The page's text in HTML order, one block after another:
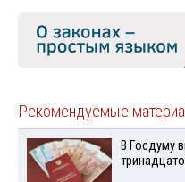
Рекомендуемые
В Госдуму